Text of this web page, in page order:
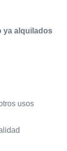
ya alquilados
usos